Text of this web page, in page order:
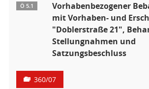
Ö 5.1
Vorhabenbezogener
mit Vorhaben- und
"Doblerstraße 21",
Stellungnahmen und
Satzungsbeschluss
360/07